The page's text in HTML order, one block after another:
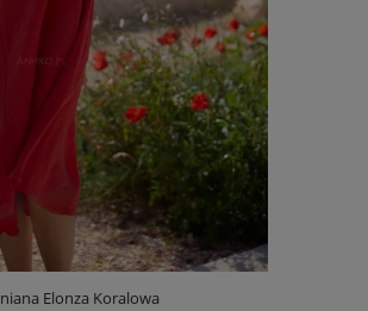
Elonza Koralowa